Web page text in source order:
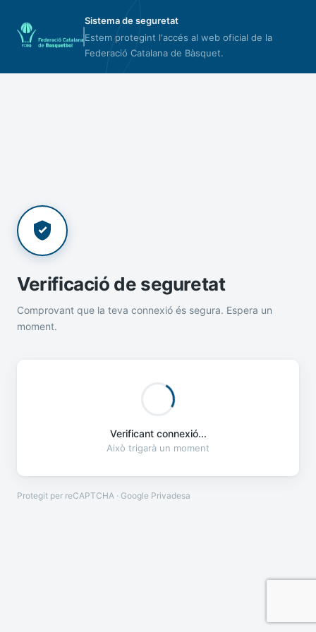
Sistema de seguretat
Estem protegint l'accés al web oficial de la
Federació Catalana de Bàsquet.
Verificació de seguretat
Comprovant que la teva connexió és segura. Espera un
moment.
Verificant connexió...
Això trigarà un moment
Protegit per reCAPTCHA · Google Privadesa